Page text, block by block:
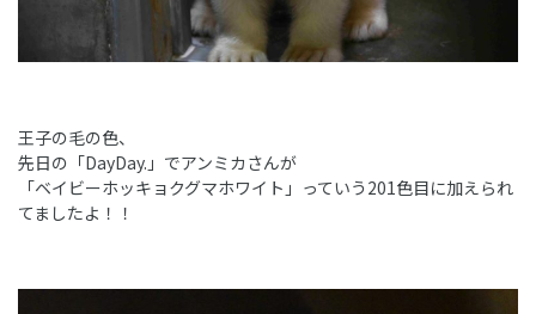
王子の毛の色、
先日の「DayDay.」でアンミカさんが
「ベイビーホッキョクグマホワイト」っていう201色目に加えられ
てましたよ！！